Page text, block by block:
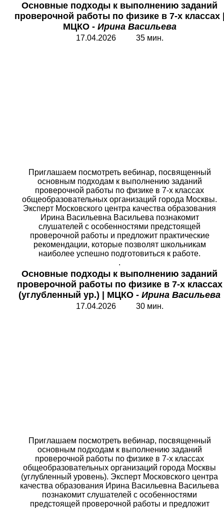
Основные подходы к выполнению заданий
проверочной работы по физике в 7-х классах
МЦКО - Ирина Васильева
17.04.2026 35 мин.
Приглашаем посмотреть вебинар, посвященный
основным подходам к выполнению заданий
проверочной работы по физике в 7-х классах
общеобразовательных организаций города Москвы.
Эксперт Московского центра качества образования
Ирина Васильевна Васильева познакомит
слушателей с особенностями предстоящей
проверочной работы и предложит практические
рекомендации, которые позволят школьникам
наиболее успешно подготовиться к работе.
.
Основные подходы к выполнению заданий
проверочной работы по физике в 7-х классах
(углубленный ур.)
МЦКО - Ирина Васильева
17.04.2026 30 мин.
Приглашаем посмотреть вебинар, посвященный
основным подходам к выполнению заданий
проверочной работы по физике в 7-х классах
общеобразовательных организаций города Москвы
(углубленный уровень). Эксперт Московского центра
качества образования Ирина Васильевна Васильева
познакомит слушателей с особенностями
предстоящей проверочной работы и предложит